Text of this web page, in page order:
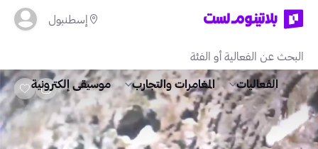
إسطنبول
الفعاليات المغامرات والتجارب موسيقى إلكترونية